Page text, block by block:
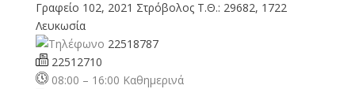
Γραφείο 102, 2021 Στρόβολος Τ.Θ.: 29682, 1722
Λευκωσία
22518787
22512710
08:00 – 16:00 Καθημερινά